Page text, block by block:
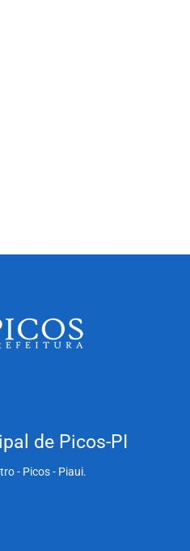
de Picos-PI
- Picos - Piaui.